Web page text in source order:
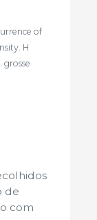
of
H
grosse
de
com